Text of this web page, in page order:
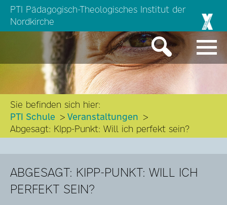
PTI Pädagogisch-Theologisches Institut der
Nordkirche
Sie befinden sich hier:
PTI Schule
Veranstaltungen
Abgesagt: KIpp-Punkt: Will ich perfekt sein?
ABGESAGT: KIPP-PUNKT: WILL ICH
PERFEKT SEIN?